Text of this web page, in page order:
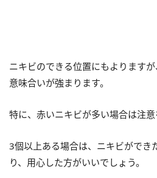
ニキビのできる位置にもよります
意味合いが強まります。
特に、赤いニキビが多い場合は注意
3個以上ある場合は、ニキビができ
り、用心した方がいいでしょう。